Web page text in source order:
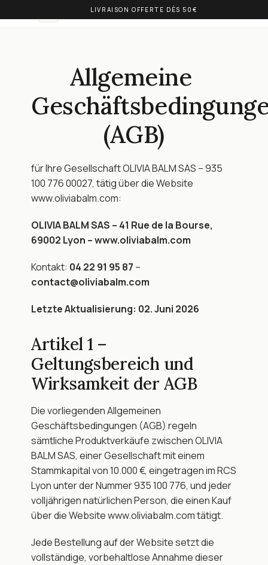
LIVRAISON OFFERTE DÈS 50€
OLIVIA BALM
Allgemeine
(AGB)
für Ihre Gesellschaft OLIVIA BALM SAS – 935
100 776 00027, tätig über die Website
www.oliviabalm.com:
OLIVIA BALM SAS – 41 Rue de la Bourse,
69002 Lyon – www.oliviabalm.com
Kontakt: 04 22 91 95 87
contact@oliviabalm.com
Letzte Aktualisierung: 02. Juni 2026
Artikel 1 –
Geltungsbereich und
Wirksamkeit der AGB
Die vorliegenden Allgemeinen
Geschäftsbedingungen (AGB) regeln
sämtliche Produktverkäufe zwischen OLIVIA
BALM SAS, einer Gesellschaft mit einem
Stammkapital von 10.000 €, eingetragen im RCS
Lyon unter der Nummer 935 100 776, und jeder
volljährigen natürlichen Person, die einen Kauf
über die Website www.oliviabalm.com tätigt.
Jede Bestellung auf der Website setzt die
vollständige, vorbehaltlose Annahme dieser